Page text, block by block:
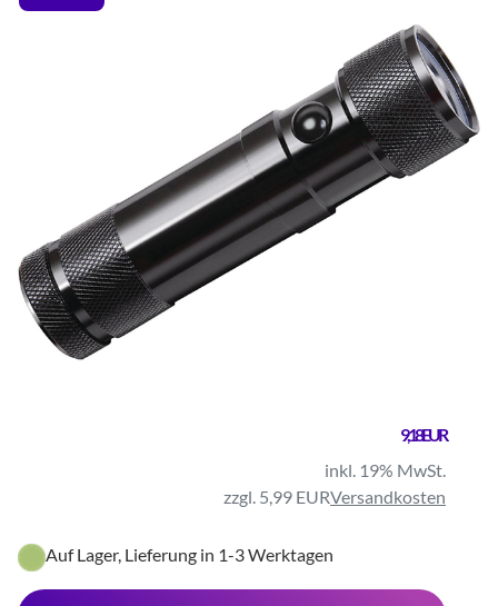
9,18 EUR
inkl. 19% MwSt.
zzgl. 5,99 EURVersandkosten
Auf Lager, Lieferung in 1-3 Werktagen